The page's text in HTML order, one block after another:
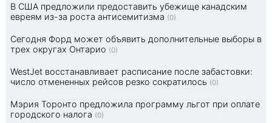
В США предложили предоставить убежище канадским
евреям из-за роста антисемитизма (0)
Сегодня Форд может объявить дополнительные выборы в
трех округах Онтарио (0)
WestJet восстанавливает расписание после забастовки:
число отмененных рейсов резко сократилось (0)
Мэрия Торонто предложила программу льгот при оплате
городского налога (0)